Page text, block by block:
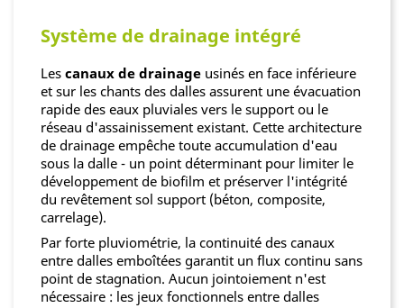
Système de drainage intégré
Les canaux de drainage usinés en face inférieure
et sur les chants des dalles assurent une évacuation
rapide des eaux pluviales vers le support ou le
réseau d'assainissement existant. Cette architecture
de drainage empêche toute accumulation d'eau
sous la dalle - un point déterminant pour limiter le
développement de biofilm et préserver l'intégrité
du revêtement sol support (béton, composite,
carrelage).
Par forte pluviométrie, la continuité des canaux
entre dalles emboîtées garantit un flux continu sans
point de stagnation. Aucun jointoiement n'est
nécessaire : les jeux fonctionnels entre dalles